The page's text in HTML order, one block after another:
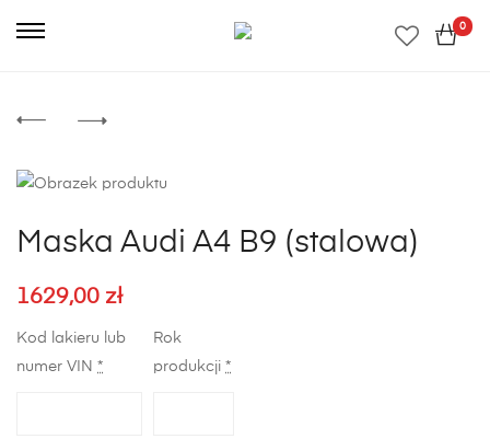
0
Maska Audi A4 B9 (stalowa)
1629,00 zł
Kod lakieru lub
numer VIN *
Rok
produkcji *